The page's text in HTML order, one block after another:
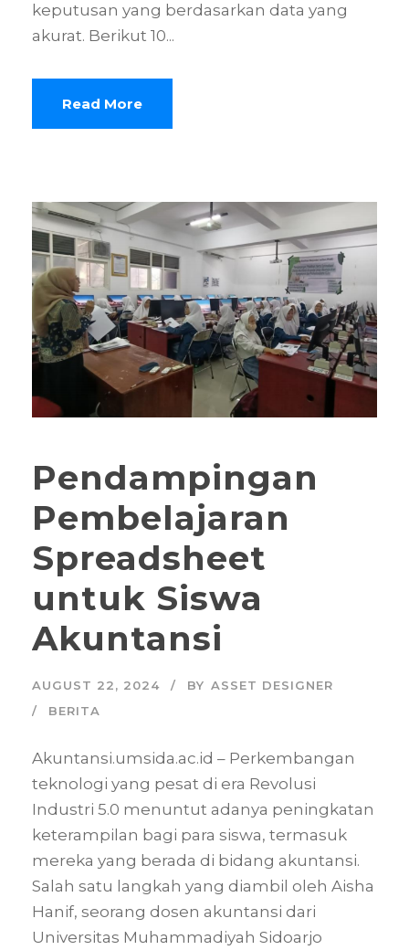
keputusan yang berdasarkan data yang
akurat. Berikut 10...
Read More
Pendampingan
Pembelajaran
Spreadsheet
untuk Siswa
Akuntansi
AUGUST 22, 2024 BY ASSET DESIGNER
BERITA
Akuntansi.umsida.ac.id – Perkembangan
teknologi yang pesat di era Revolusi
Industri 5.0 menuntut adanya peningkatan
keterampilan bagi para siswa, termasuk
mereka yang berada di bidang akuntansi.
Salah satu langkah yang diambil oleh Aisha
Hanif, seorang dosen akuntansi dari
Universitas Muhammadiyah Sidoarjo